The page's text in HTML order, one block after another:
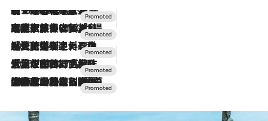
2026.8.7
【トンボの足水浴】ヒノキの香りに包まれて涼感マックス！約13℃の湧水かけ流しを避暑地「星野温泉 トンボの湯」で体験
2026.7.31
【ホテル帰省】という選択肢をOMOが提案。家族とほどよい距離を保つには「昼は実家、夜は気兼ねなくホテルで！」
2026.7.24
【夏限定ディナーコース】旬を迎える稚鮎や花ズッキーニなどをイタリア・トスカーナの郷土料理の手法で満喫！
2026.7.17
「土佐和ハーブかき氷」がOMO7高知に登場！生姜、山椒、大葉など目にも舌にも涼を呼ぶ郷土の味
2026.7.10
NEW OPEN！【界 草津】名湯の地に誕生。趣の異なる2種の温泉と上州ならではの会席・蕎麦割烹など美食を味わう究極の癒やし旅